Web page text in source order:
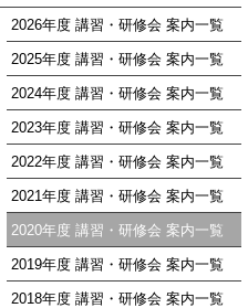
2026年度 講習・研修会 案内一覧
2025年度 講習・研修会 案内一覧
2024年度 講習・研修会 案内一覧
2023年度 講習・研修会 案内一覧
2022年度 講習・研修会 案内一覧
2021年度 講習・研修会 案内一覧
2020年度 講習・研修会 案内一覧
2019年度 講習・研修会 案内一覧
2018年度 講習・研修会 案内一覧